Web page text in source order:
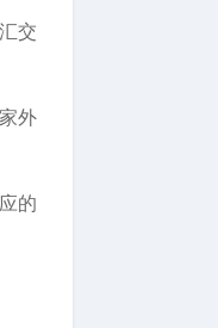
交
外
的